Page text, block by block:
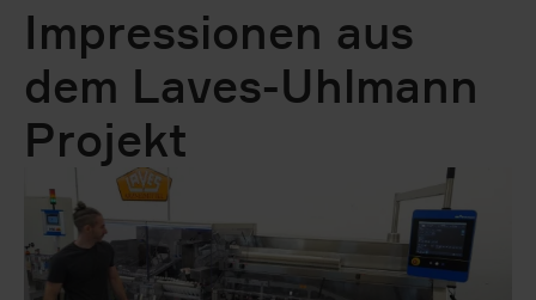
Impressionen aus
dem Laves-Uhlmann
Projekt